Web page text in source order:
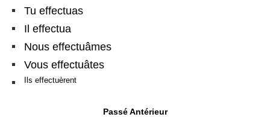
Tu effectuas
Il effectua
Nous effectuâmes
Vous effectuâtes
Ils effectuèrent
Passé Antérieur